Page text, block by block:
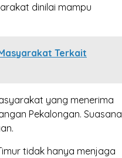
dinilai mampu
Terkait
yang menerima
Pekalongan. Suasana
tidak hanya menjaga